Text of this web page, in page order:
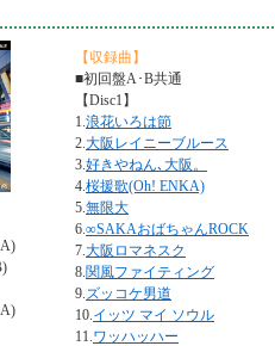
【収録曲】
■初回盤A･B共通
【Disc1】
1.浪花いろは節
2.大阪レイニーブルース
3.好きやねん､大阪。
4.桜援歌(Oh! ENKA)
5.無限大
6.∞SAKAおばちゃんROCK
7.大阪ロマネスク
8.関風ファイティング
9.ズッコケ男道
10.イッツ マイ ソウル
11.ワッハッハー